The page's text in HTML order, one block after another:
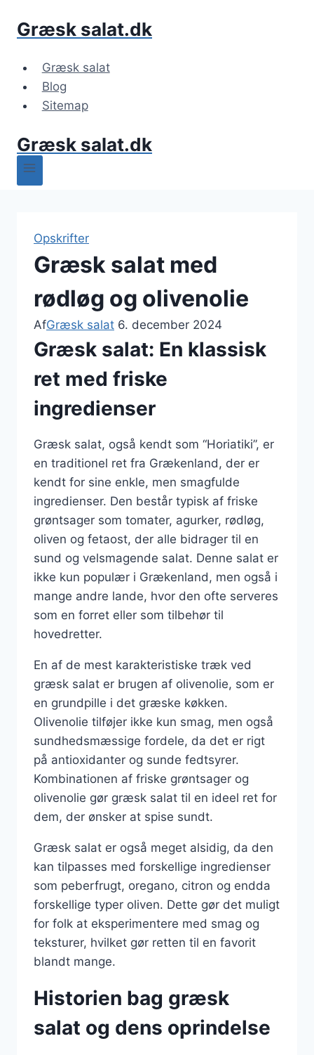
Græsk salat.dk
Græsk salat
Blog
Sitemap
Græsk salat.dk
Opskrifter
Græsk salat med
rødløg og olivenolie
AfGræsk salat 6. december 2024
Græsk salat: En klassisk
ret med friske
ingredienser
Græsk salat, også kendt som “Horiatiki”, er
en traditionel ret fra Grækenland, der er
kendt for sine enkle, men smagfulde
ingredienser. Den består typisk af friske
grøntsager som tomater, agurker, rødløg,
oliven og fetaost, der alle bidrager til en
sund og velsmagende salat. Denne salat er
ikke kun populær i Grækenland, men også i
mange andre lande, hvor den ofte serveres
som en forret eller som tilbehør til
hovedretter.
En af de mest karakteristiske træk ved
græsk salat er brugen af olivenolie, som er
en grundpille i det græske køkken.
Olivenolie tilføjer ikke kun smag, men også
sundhedsmæssige fordele, da det er rigt
på antioxidanter og sunde fedtsyrer.
Kombinationen af friske grøntsager og
olivenolie gør græsk salat til en ideel ret for
dem, der ønsker at spise sundt.
Græsk salat er også meget alsidig, da den
kan tilpasses med forskellige ingredienser
som peberfrugt, oregano, citron og endda
forskellige typer oliven. Dette gør det muligt
for folk at eksperimentere med smag og
teksturer, hvilket gør retten til en favorit
blandt mange.
Historien bag græsk
salat og dens oprindelse